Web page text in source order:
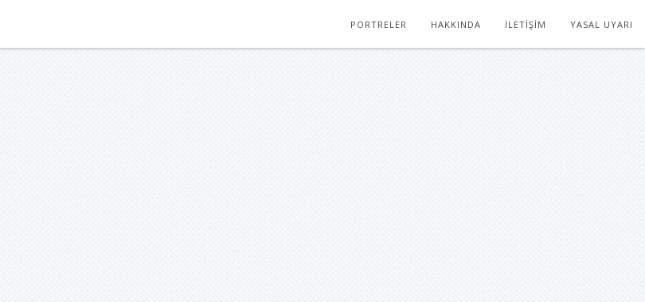
PORTRELER HAKKINDA İLETIŞIM YASAL UYARI